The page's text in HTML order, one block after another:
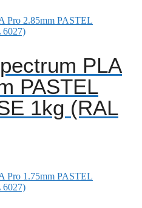
PLA
PASTEL
1kg (RAL